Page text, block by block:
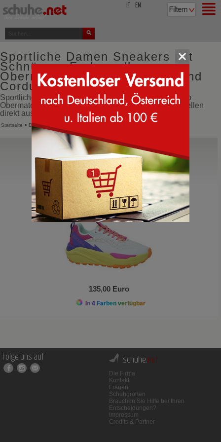
EN
Sportliche Damen Sneakers mit
Schnürung Farbe gelb
Obermaterial aus Kunstleder und
Cordura
Sportliche Damen Sneakers mit Schnürung Farbe gelb
Obermaterial aus Kunstleder und Cordura online bestellen
direkt aus Italien
Startseite > Damen>
Extr4
Kaizen XL GTX Women
Walking Schuhe
135,00 Euro
In 4 Farben verfügbar
Folge uns auf schuhe.net
Die Firma
Kontakt
Fragen
Schuhgrößen
Brauchen Sie Hilfe bei Ihren
Entscheidungen?
Impressum
Credits & Partner